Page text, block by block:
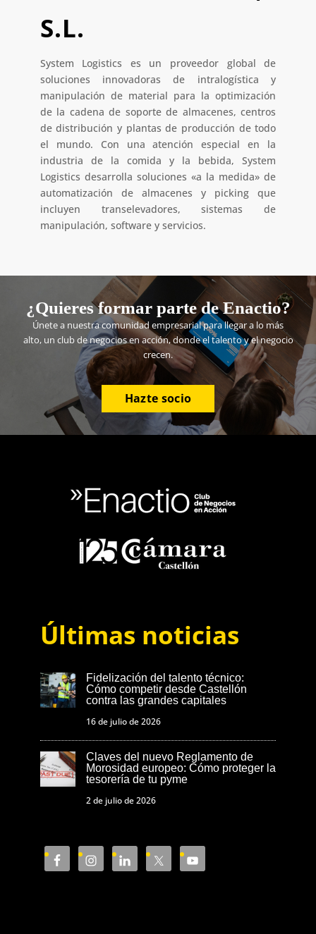
S.L.
System Logistics es un proveedor global de
soluciones innovadoras de intralogística y
manipulación de material para la optimización
de la cadena de soporte de almacenes, centros
de distribución y plantas de producción de todo
el mundo. Con una atención especial en la
industria de la comida y la bebida, System
Logistics desarrolla soluciones «a la medida»​ de
automatización de almacenes y picking que
incluyen transelevadores, sistemas de
manipulación, software y servicios.
¿Quieres formar parte de Enactio?
Únete a nuestra comunidad empresarial para llegar a lo más
alto, un club de negocios en acción, donde el talento y el negocio
crecen.
Hazte socio
Últimas noticias
Fidelización del talento técnico:
Cómo competir desde Castellón
contra las grandes capitales
16 de julio de 2026
Claves del nuevo Reglamento de
Morosidad europeo: Cómo proteger la
tesorería de tu pyme
2 de julio de 2026